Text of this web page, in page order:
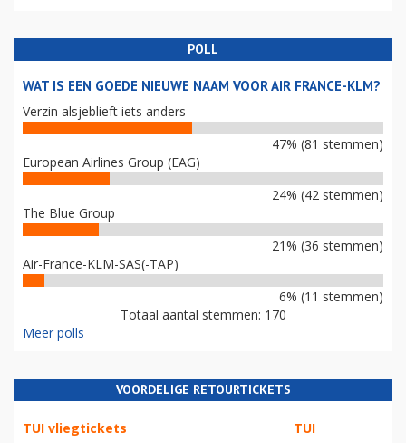
POLL
WAT IS EEN GOEDE NIEUWE NAAM VOOR AIR FRANCE-KLM?
Verzin alsjeblieft iets anders
47% (81 stemmen)
European Airlines Group (EAG)
24% (42 stemmen)
The Blue Group
21% (36 stemmen)
Air-France-KLM-SAS(-TAP)
6% (11 stemmen)
Totaal aantal stemmen: 170
Meer polls
VOORDELIGE RETOURTICKETS
TUI vliegtickets TUI